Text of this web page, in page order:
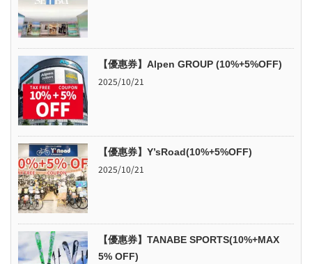
【優惠券】Alpen GROUP (10%+5%OFF)
2025/10/21
【優惠券】Y’sRoad(10%+5%OFF)
2025/10/21
【優惠券】TANABE SPORTS(10%+MAX
5% OFF)